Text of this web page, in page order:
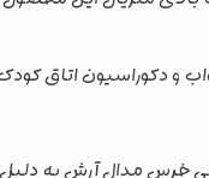
و دکوراسیون اتاق
خرس مدال آرش به